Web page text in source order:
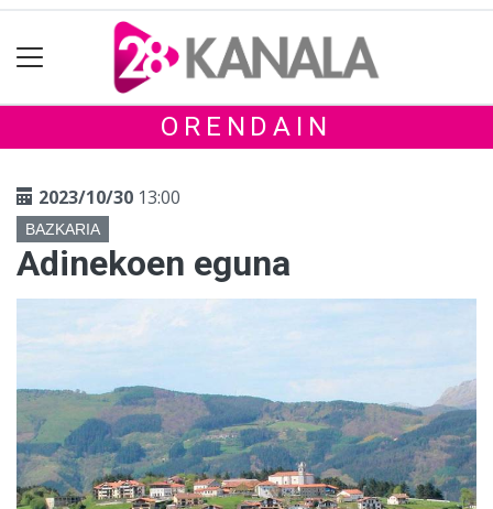
ORENDAIN
2023/10/30 13:00
BAZKARIA
Adinekoen eguna